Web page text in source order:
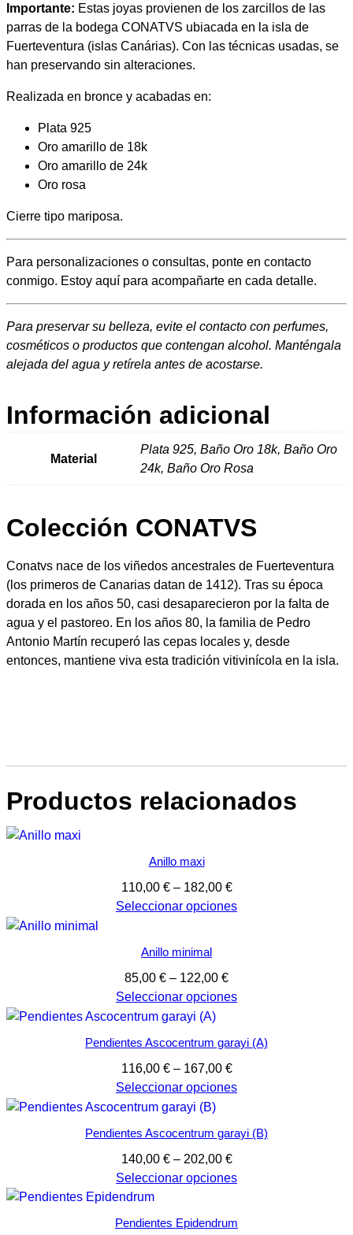
e
€
h
a
s
a
5
1
,
4
5
€
n
t
i
d
d
Importante: Estas joyas provienen de los zarcillos de las
parras de la bodega CONATVS ubiacada en la isla de
Fuerteventura (islas Canárias). Con las técnicas usadas, se
han preservando sin alteraciones.
Realizada en bronce y acabadas en:
Plata 925
Oro amarillo de 18k
Oro amarillo de 24k
Oro rosa
Cierre tipo mariposa.
Para personalizaciones o consultas, ponte en contacto
conmigo. Estoy aquí para acompañarte en cada detalle.
Para preservar su belleza, evite el contacto con perfumes,
cosméticos o productos que contengan alcohol. Manténgala
alejada del agua y retírela antes de acostarse.
Información adicional
Material
Plata 925, Baño Oro 18k, Baño Oro
24k, Baño Oro Rosa
Colección CONATVS
Conatvs nace de los viñedos ancestrales de Fuerteventura
(los primeros de Canarias datan de 1412). Tras su época
dorada en los años 50, casi desaparecieron por la falta de
agua y el pastoreo. En los años 80, la familia de Pedro
Antonio Martín recuperó las cepas locales y, desde
entonces, mantiene viva esta tradición vitivinícola en la isla.
Productos relacionados
Anillo maxi
110,00 € – 182,00 €Rango
de
182,00 €
Seleccionar opciones
Anillo minimal
85,00 € – 122,00 €Rango
de
85,00 €
hasta
122,00 €
Seleccionar opciones
Pendientes Ascocentrum garayi (A)
116,00 € – 167,00 €Rango
de
116,00 €
hasta
167,00 €
Seleccionar opciones
Pendientes Ascocentrum garayi (B)
140,00 € – 202,00 €Rango
de
Seleccionar opciones
Pendientes Epidendrum